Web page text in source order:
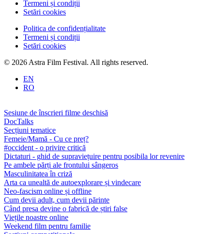
Termeni și condiții
Setări cookies
Politica de confidențialitate
Termeni și condiții
Setări cookies
© 2026 Astra Film Festival. All rights reserved.
EN
RO
Sesiune de înscrieri filme deschisă
DocTalks
Secțiuni tematice
Femeie/Mamă - Cu ce preț?
#occident - o privire critică
Dictaturi - ghid de supraviețuire pentru posibila lor revenire
Pe ambele părți ale frontului sângeros
Masculinitatea în criză
Arta ca unealtă de autoexplorare și vindecare
Neo-fascism online și offline
Cum devii adult, cum devii părinte
Când presa devine o fabrică de știri false
Viețile noastre online
Weekend film pentru familie